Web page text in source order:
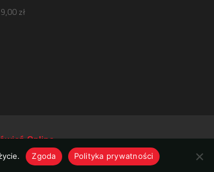
zł
Online
Zgoda Polityka prywatności